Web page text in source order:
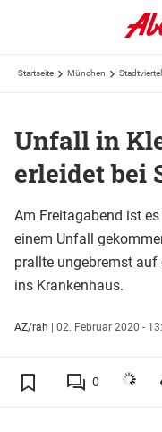
Startseite München Stadtviertel
Unfall in
erleidet bei
Am Freitagabend ist
einem Unfall
prallte ungebremst auf
ins Krankenhaus.
AZ/rah | 02. Februar 2020 -
0